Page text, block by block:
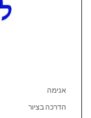
אנימה
הדרכה בציור